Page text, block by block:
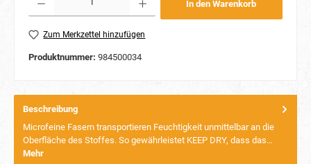
In den Warenkorb
Zum Merkzettel hinzufügen
Produktnummer: 984500034
Beschreibung
Microfeine Fasern transportieren Feuchtigkeit unmittelbar an die
Oberfläche des Stoffes. So gewährleistet KEEP DRY, dass das…
Mehr